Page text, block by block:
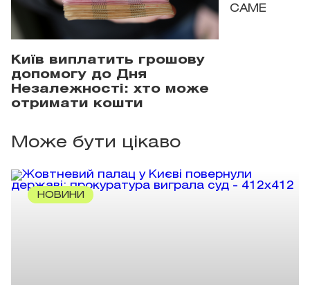
Київ виплатить грошову
допомогу до Дня
Незалежності: хто може
отримати кошти
САМЕ
Може бути цікаво
НОВИНИ